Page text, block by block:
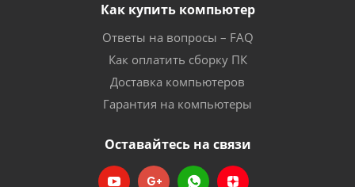
Как купить компьютер
Ответы на вопросы – FAQ
Как оплатить сборку ПК
Доставка компьютеров
Гарантия на компьютеры
Оставайтесь на связи